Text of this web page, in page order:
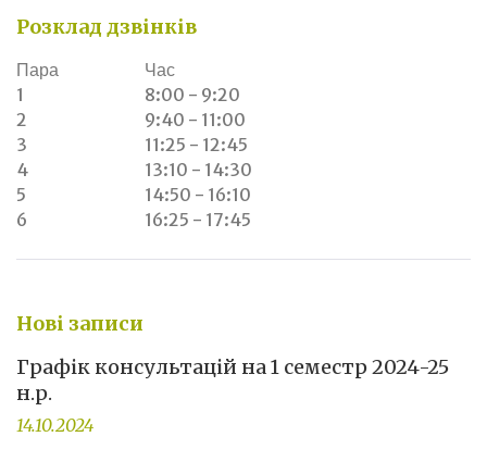
Розклад дзвінків
Пара
Час
1
8:00 - 9:20
2
9:40 - 11:00
3
11:25 - 12:45
4
13:10 - 14:30
5
14:50 - 16:10
6
16:25 - 17:45
Нові записи
Графік консультацій на 1 семестр 2024-25
н.р.
14.10.2024